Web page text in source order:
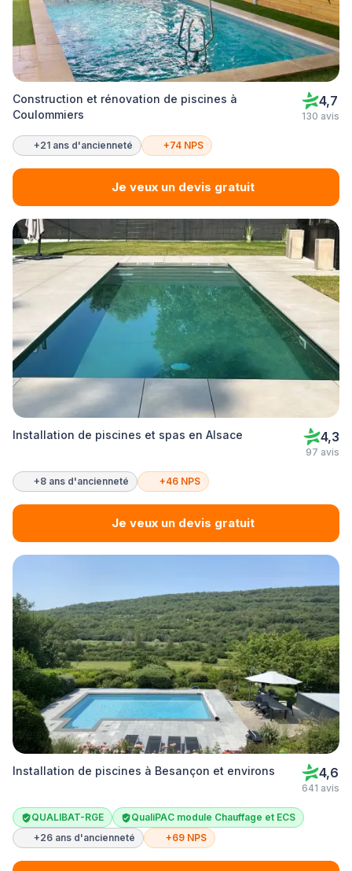
Construction et rénovation de piscines à
Coulommiers
4,7
130 avis
+21 ans d'ancienneté +74 NPS
Je veux un devis gratuit
Installation de piscines et spas en Alsace 4,3
97 avis
+8 ans d'ancienneté +46 NPS
Je veux un devis gratuit
Installation de piscines à Besançon et environs 4,6
641 avis
QUALIBAT-RGE
QualiPAC module Chauffage et ECS
+26 ans d'ancienneté
+69 NPS